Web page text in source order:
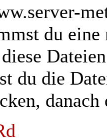
du eine
du die